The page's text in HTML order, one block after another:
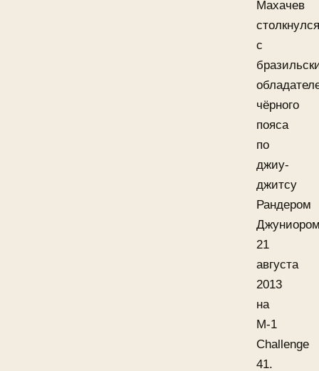
Махачев
столкнулся
с
чёрного
пояса
по
джиу-
джитсу
Рандером
21
августа
2013
на
M-1
Challenge
41.